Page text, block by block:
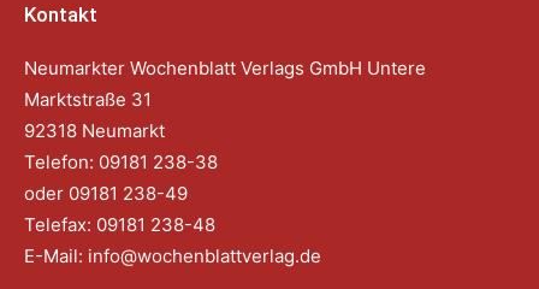
Kontakt
Neumarkter Wochenblatt Verlags GmbH Untere
Marktstraße 31
92318 Neumarkt
Telefon: 09181 238-38
oder 09181 238-49
Telefax: 09181 238-48
E-Mail: info@wochenblattverlag.de